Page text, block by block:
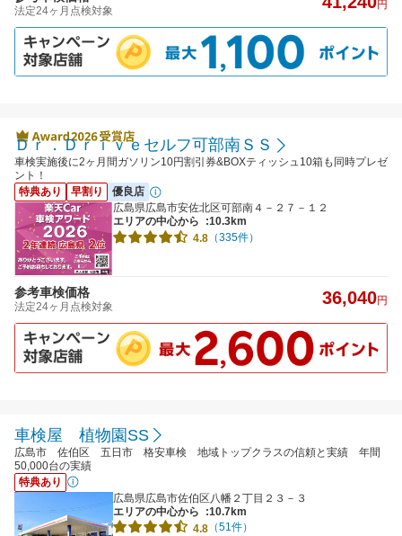
法定24ヶ月点検対象
円
Ｄｒ．Ｄｒｉｖｅセルフ可部南ＳＳ
車検実施後に2ヶ月間ガソリン10円割引券&BOXティッシュ10箱も同時プレゼ
ント！
特典あり
早割り
優良店
広島県広島市安佐北区可部南４－２７－１２
エリアの中心から
:10.3km
4.8 （335件）
参考車検価格
法定24ヶ月点検対象 36,040円
車検屋 植物園SS
広島市 佐伯区 五日市 格安車検 地域トップクラスの信頼と実績 年間
50,000台の実績
特典あり
広島県広島市佐伯区八幡２丁目２３－３
エリアの中心から
:10.7km
4.8 （51件）